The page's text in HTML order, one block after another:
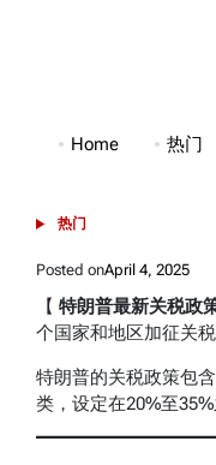
市
条
Home 热门
POSTED
热门
Posted onApril 4, 2025
【 特朗普最新关税政
个国家和地区加征关
特朗普的关税政策包
类，设定在20%至